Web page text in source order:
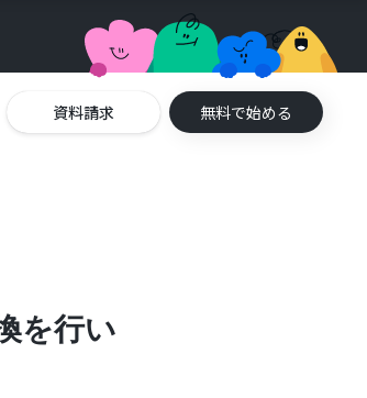
資料請求 無料で始める
を行い